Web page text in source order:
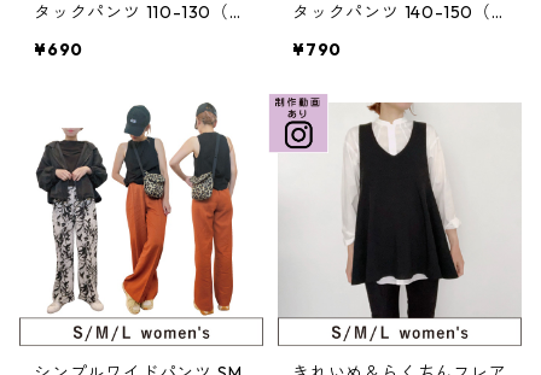
タックパンツ 110-130（2
¥690
タックパンツ 140-150（2
¥790